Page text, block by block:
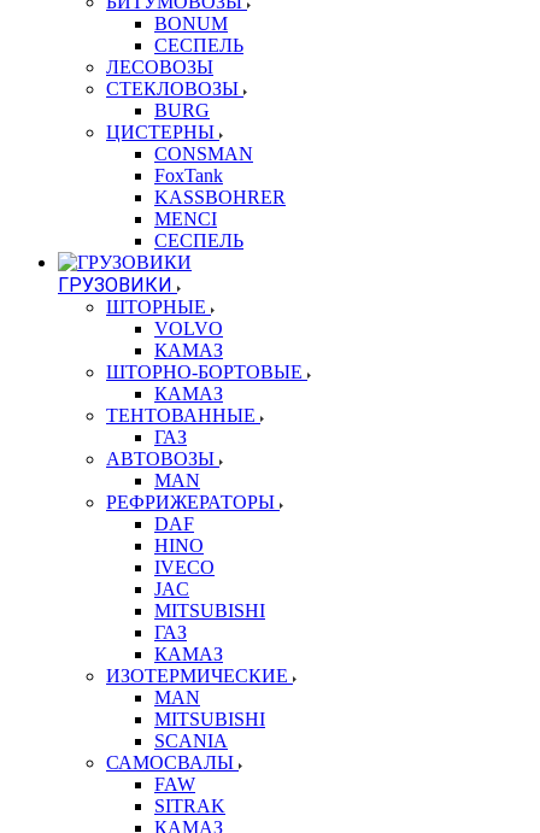
BONUM
СЕСПЕЛЬ
ЛЕСОВОЗЫ
СТЕКЛОВОЗЫ
BURG
ЦИСТЕРНЫ
CONSMAN
FoxTank
KASSBOHRER
MENCI
СЕСПЕЛЬ
ГРУЗОВИКИ
ШТОРНЫЕ
VOLVO
КАМАЗ
ШТОРНО-БОРТОВЫЕ
КАМАЗ
ТЕНТОВАННЫЕ
ГАЗ
АВТОВОЗЫ
MAN
РЕФРИЖЕРАТОРЫ
DAF
HINO
IVECO
JAC
MITSUBISHI
ГАЗ
КАМАЗ
ИЗОТЕРМИЧЕСКИЕ
MAN
MITSUBISHI
SCANIA
САМОСВАЛЫ
FAW
SITRAK
КАМАЗ